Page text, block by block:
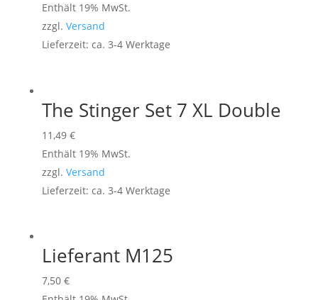
Enthält 19% MwSt.
zzgl. Versand
Lieferzeit: ca. 3-4 Werktage
The Stinger Set 7 XL Double
11,49 €
Enthält 19% MwSt.
zzgl. Versand
Lieferzeit: ca. 3-4 Werktage
Lieferant M125
7,50 €